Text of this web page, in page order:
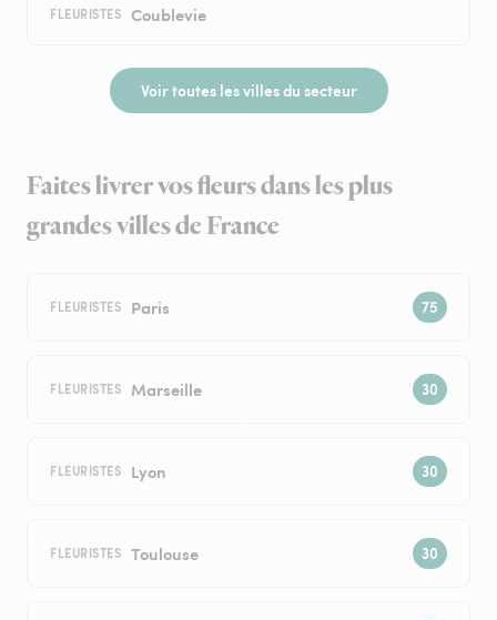
FLEURISTES Coublevie
Voir toutes les villes du secteur
Faites livrer vos fleurs dans les plus
grandes villes de France
FLEURISTES Paris
FLEURISTES Marseille
FLEURISTES Lyon
FLEURISTES Toulouse